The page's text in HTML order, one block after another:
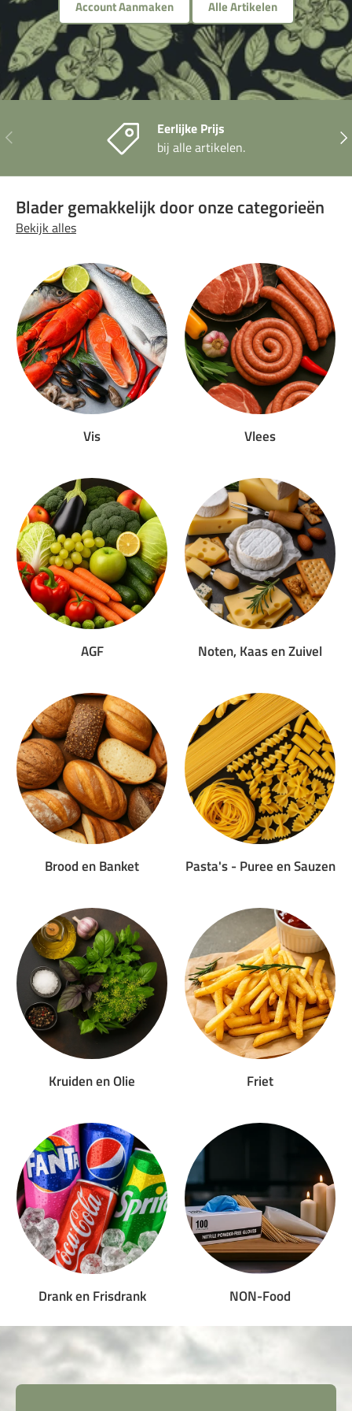
Account Aanmaken Alle Artikelen
Vorige
Eerlijke Prijs
bij alle artikelen.
Blader gemakkelijk door onze categorieën
Bekijk alles
Vis Vlees
AGF Noten, Kaas en Zuivel
Brood en Banket Pasta's - Puree en Sauzen
Kruiden en Olie Friet
Drank en Frisdrank NON-Food